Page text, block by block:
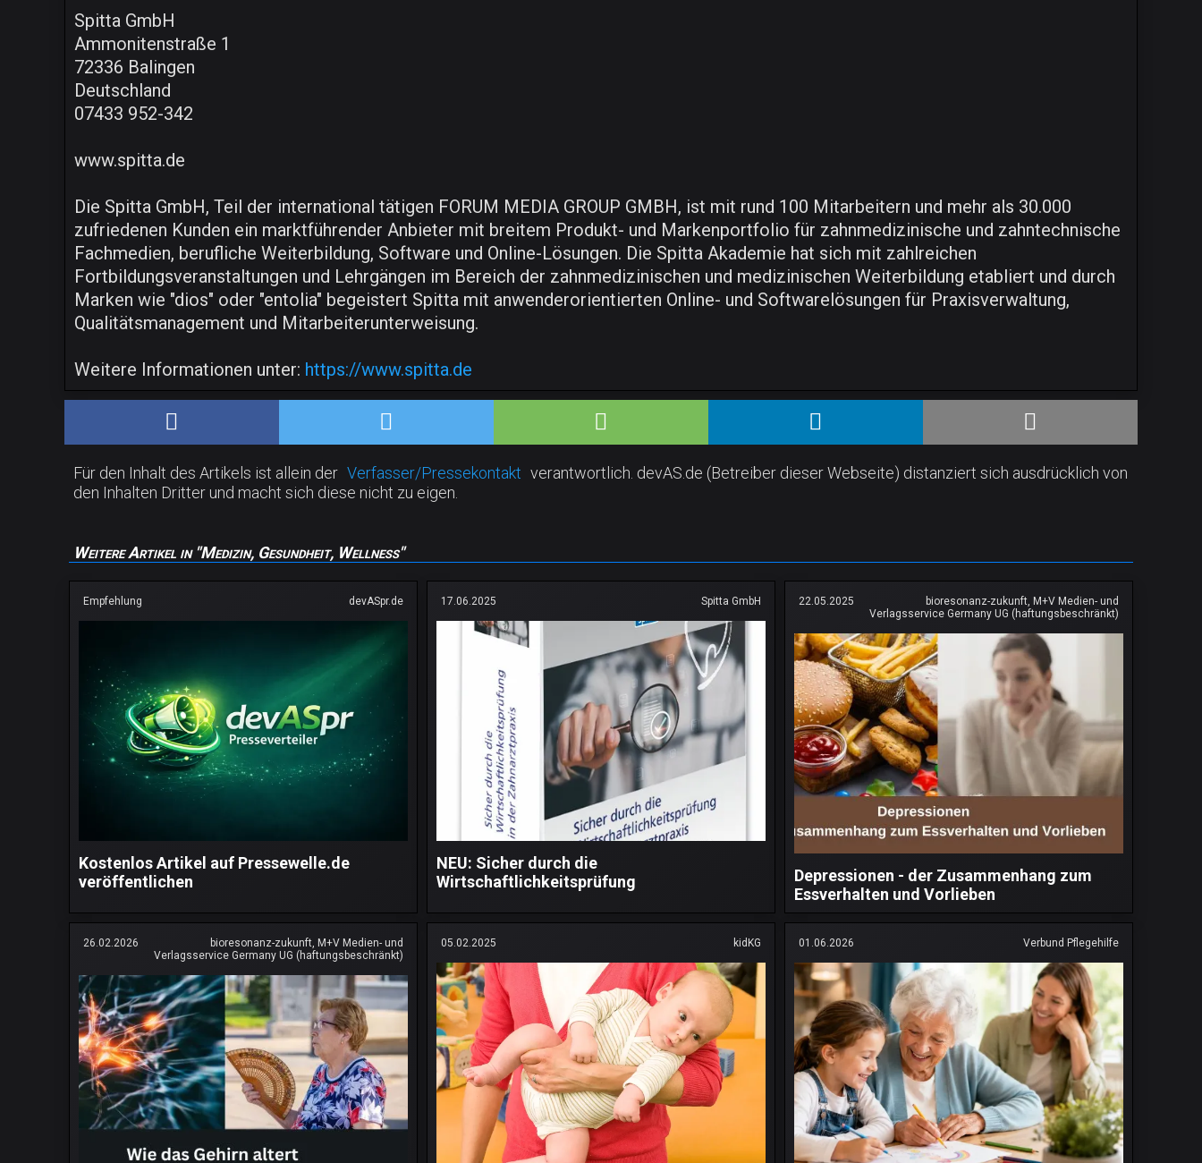
Spitta GmbH
Ammonitenstraße 1
72336 Balingen
Deutschland
07433 952-342
www.spitta.de
Die Spitta GmbH, Teil der international tätigen FORUM MEDIA GROUP GMBH, ist mit rund 100 Mitarbeitern und mehr als 30.000
zufriedenen Kunden ein marktführender Anbieter mit breitem Produkt- und Markenportfolio für zahnmedizinische und zahntechnische
Fachmedien, berufliche Weiterbildung, Software und Online-Lösungen. Die Spitta Akademie hat sich mit zahlreichen
Fortbildungsveranstaltungen und Lehrgängen im Bereich der zahnmedizinischen und medizinischen Weiterbildung etabliert und durch
Marken wie "dios" oder "entolia" begeistert Spitta mit anwenderorientierten Online- und Softwarelösungen für Praxisverwaltung,
Qualitätsmanagement und Mitarbeiterunterweisung.
Weitere Informationen unter: https://www.spitta.de
Für den Inhalt des Artikels ist allein der Verfasser/Pressekontakt verantwortlich. devAS.de (Betreiber dieser Webseite) distanziert sich ausdrücklich von
den Inhalten Dritter und macht sich diese nicht zu eigen.
Weitere Artikel in "Medizin, Gesundheit, Wellness"
Empfehlung devASpr.de
Kostenlos Artikel auf Pressewelle.de
veröffentlichen
17.06.2025 Spitta GmbH
NEU: Sicher durch die
Wirtschaftlichkeitsprüfung
22.05.2025
bioresonanz-zukunft, M+V Medien- und
Verlagsservice Germany UG (haftungsbeschränkt)
Depressionen - der Zusammenhang zum
Essverhalten und Vorlieben
26.02.2026
bioresonanz-zukunft, M+V Medien- und
Verlagsservice Germany UG (haftungsbeschränkt)
05.02.2025 kidKG 01.06.2026 Verbund Pflegehilfe